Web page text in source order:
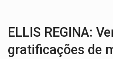
ELLIS REGINA:
gratificações de